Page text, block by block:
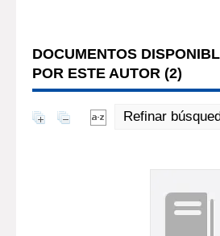
DOCUMENTOS
POR ESTE AUTOR (2)
Refinar